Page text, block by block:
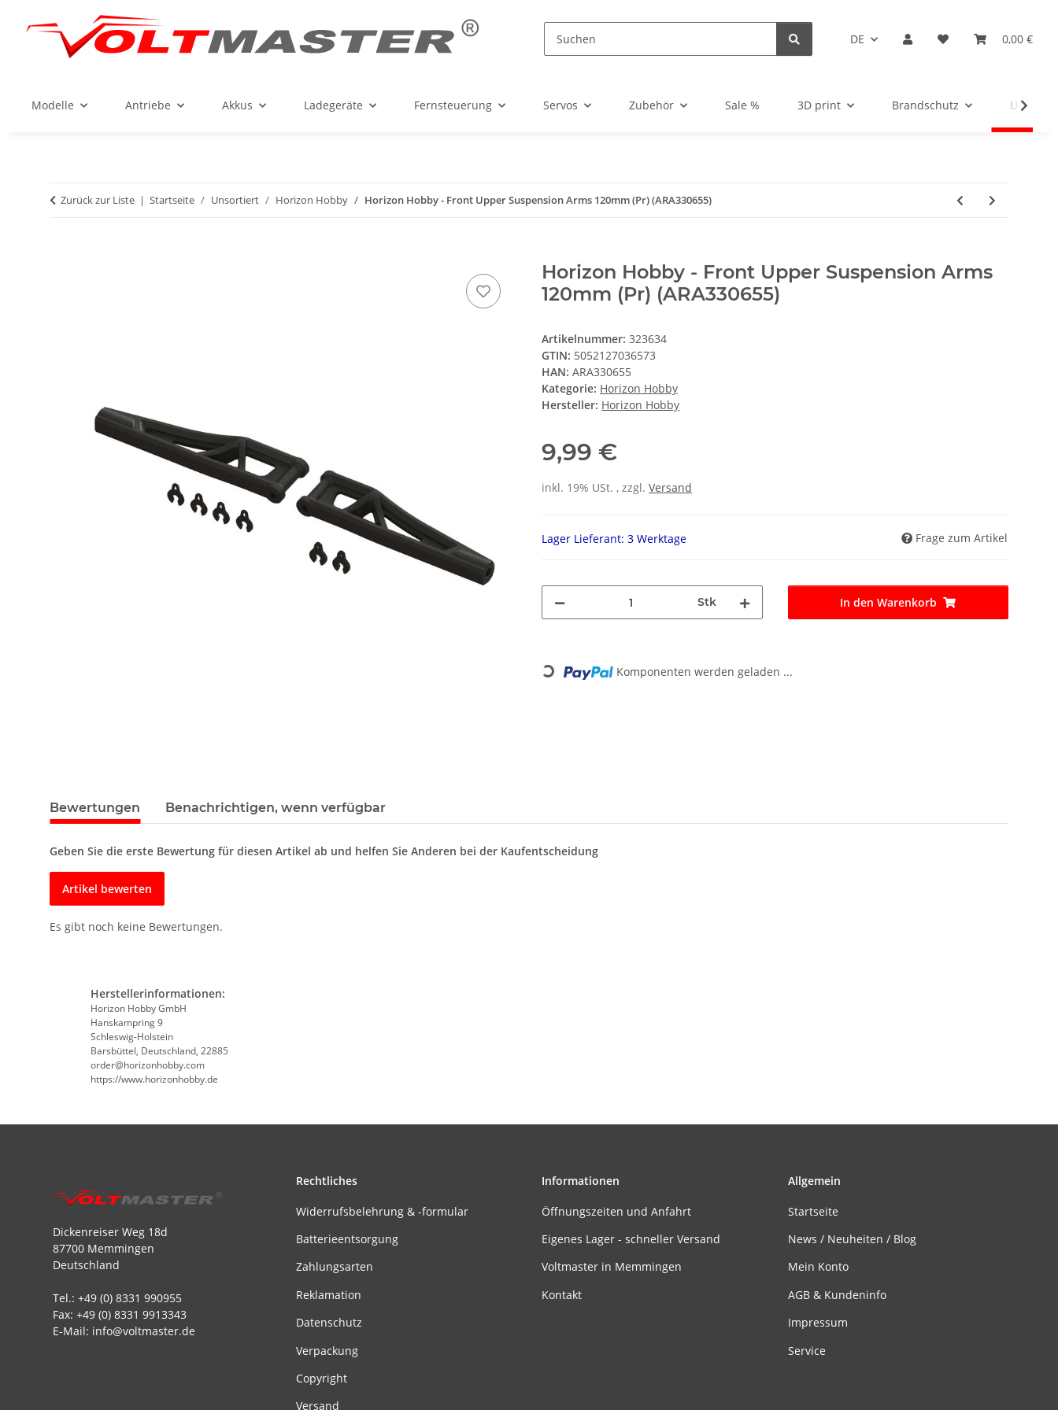
DE 0,00 €
Modelle Antriebe Akkus Ladegeräte Fernsteuerung Servos Zubehör Sale % 3D print Brandschutz
Zurück zur Liste Startseite Unsortiert Horizon Hobby Horizon Hobby - Front Upper Suspension Arms 120mm (Pr) (ARA330655)
Horizon Hobby - Front Upper Suspension Arms
120mm (Pr) (ARA330655)
Artikelnummer: 323634
GTIN: 5052127036573
HAN: ARA330655
Kategorie: Horizon Hobby
Hersteller: Horizon Hobby
9,99 €
inkl. 19% USt. , zzgl. Versand
Lager Lieferant: 3 Werktage Frage zum Artikel
Stk In den Warenkorb
Loading... Komponenten werden geladen ...
Bewertungen Benachrichtigen, wenn verfügbar
Geben Sie die erste Bewertung für diesen Artikel ab und helfen Sie Anderen bei der Kaufentscheidung
Artikel bewerten
Es gibt noch keine Bewertungen.
Herstellerinformationen:
Horizon Hobby GmbH
Hanskampring 9
Schleswig-Holstein
Barsbüttel, Deutschland, 22885
order@horizonhobby.com
https://www.horizonhobby.de
Dickenreiser Weg 18d
87700 Memmingen
Deutschland
Tel.: +49 (0) 8331 990955
Fax: +49 (0) 8331 9913343
E-Mail: info@voltmaster.de
Rechtliches
Widerrufsbelehrung & -formular
Batterieentsorgung
Zahlungsarten
Reklamation
Datenschutz
Verpackung
Copyright
Versand
Informationen
Öffnungszeiten und Anfahrt
Eigenes Lager - schneller Versand
Voltmaster in Memmingen
Kontakt
Allgemein
Startseite
News / Neuheiten / Blog
Mein Konto
AGB & Kundeninfo
Impressum
Service